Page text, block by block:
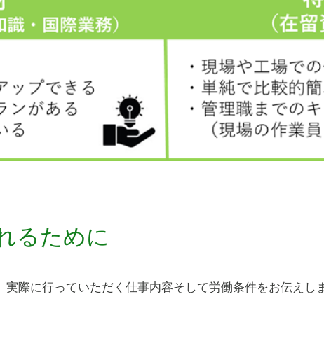
るために
際に行っていただく仕事内容そして労働条件をお伝えし